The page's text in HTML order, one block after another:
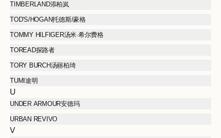
TIMBERLAND添柏岚
TOD'S/HOGAN托德斯/豪格
TOMMY HILFIGER汤米·希尔费格
TOREAD探路者
TORY BURCH汤丽柏琦
TUMI途明
U
UNDER ARMOUR安德玛
URBAN REVIVO
V